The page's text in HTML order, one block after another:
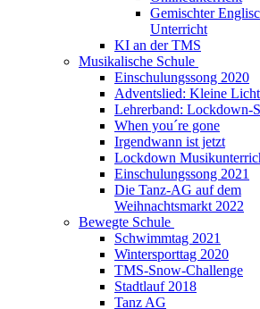
Gemischter
Unterricht
KI an der TMS
Musikalische Schule
Einschulungssong 2020
Adventslied: Kleine
Lehrerband: Lockdown-
When you´re gone
Irgendwann ist jetzt
Lockdown
Einschulungssong 2021
Die Tanz-AG auf dem
Weihnachtsmarkt 2022
Bewegte Schule
Schwimmtag 2021
Wintersporttag 2020
TMS-Snow-Challenge
Stadtlauf 2018
Tanz AG